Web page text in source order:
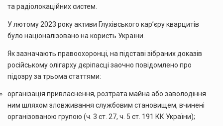
та радіолокаційних систем.
У лютому 2023 року активи Глухівського кар’єру кварцитів
було націоналізовано на користь України.
Як зазначають правоохоронці, на підставі зібраних доказів
російському олігарху дєріпасці заочно повідомлено про
підозру за трьома статтями:
організація привласнення, розтрата майна або заволодіння
ним шляхом зловживання службовим становищем, вчинені
організованою групою (ч. 3 ст. 27, ч. 5 ст. 191 КК України);